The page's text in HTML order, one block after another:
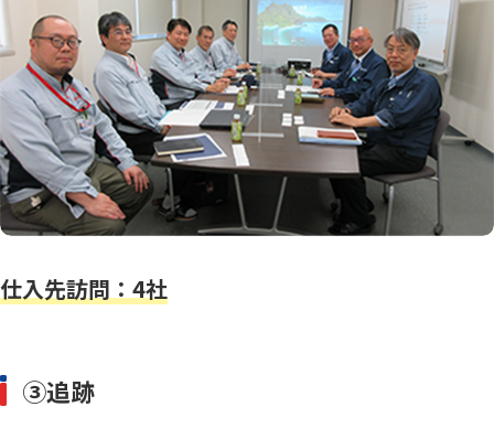
仕入先訪問：4社
③追跡